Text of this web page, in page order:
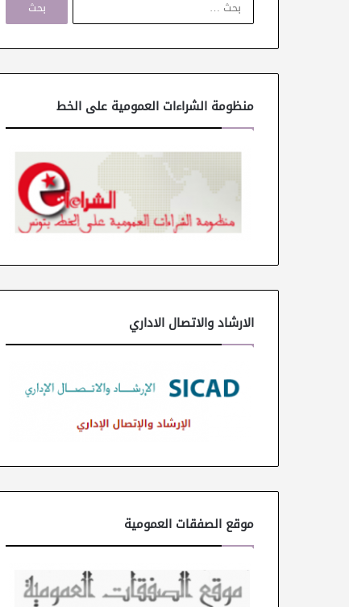
ح
ن
منظومة الشراءات العمومية على الخط
الارشاد والاتصال الاداري
موقع الصفقات العمومية